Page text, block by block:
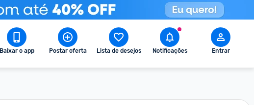
Baixar o app Postar oferta Lista de desejos Notificações Entrar